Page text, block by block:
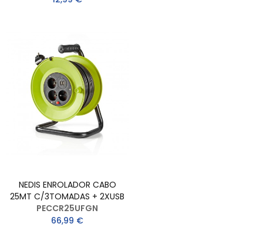
NEDIS ENROLADOR CABO
25MT C/3TOMADAS + 2XUSB
PECCR25UFGN
66,99 €